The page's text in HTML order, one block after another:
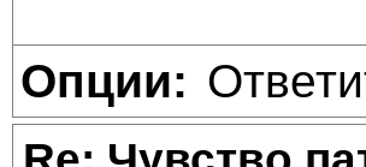
Опции: